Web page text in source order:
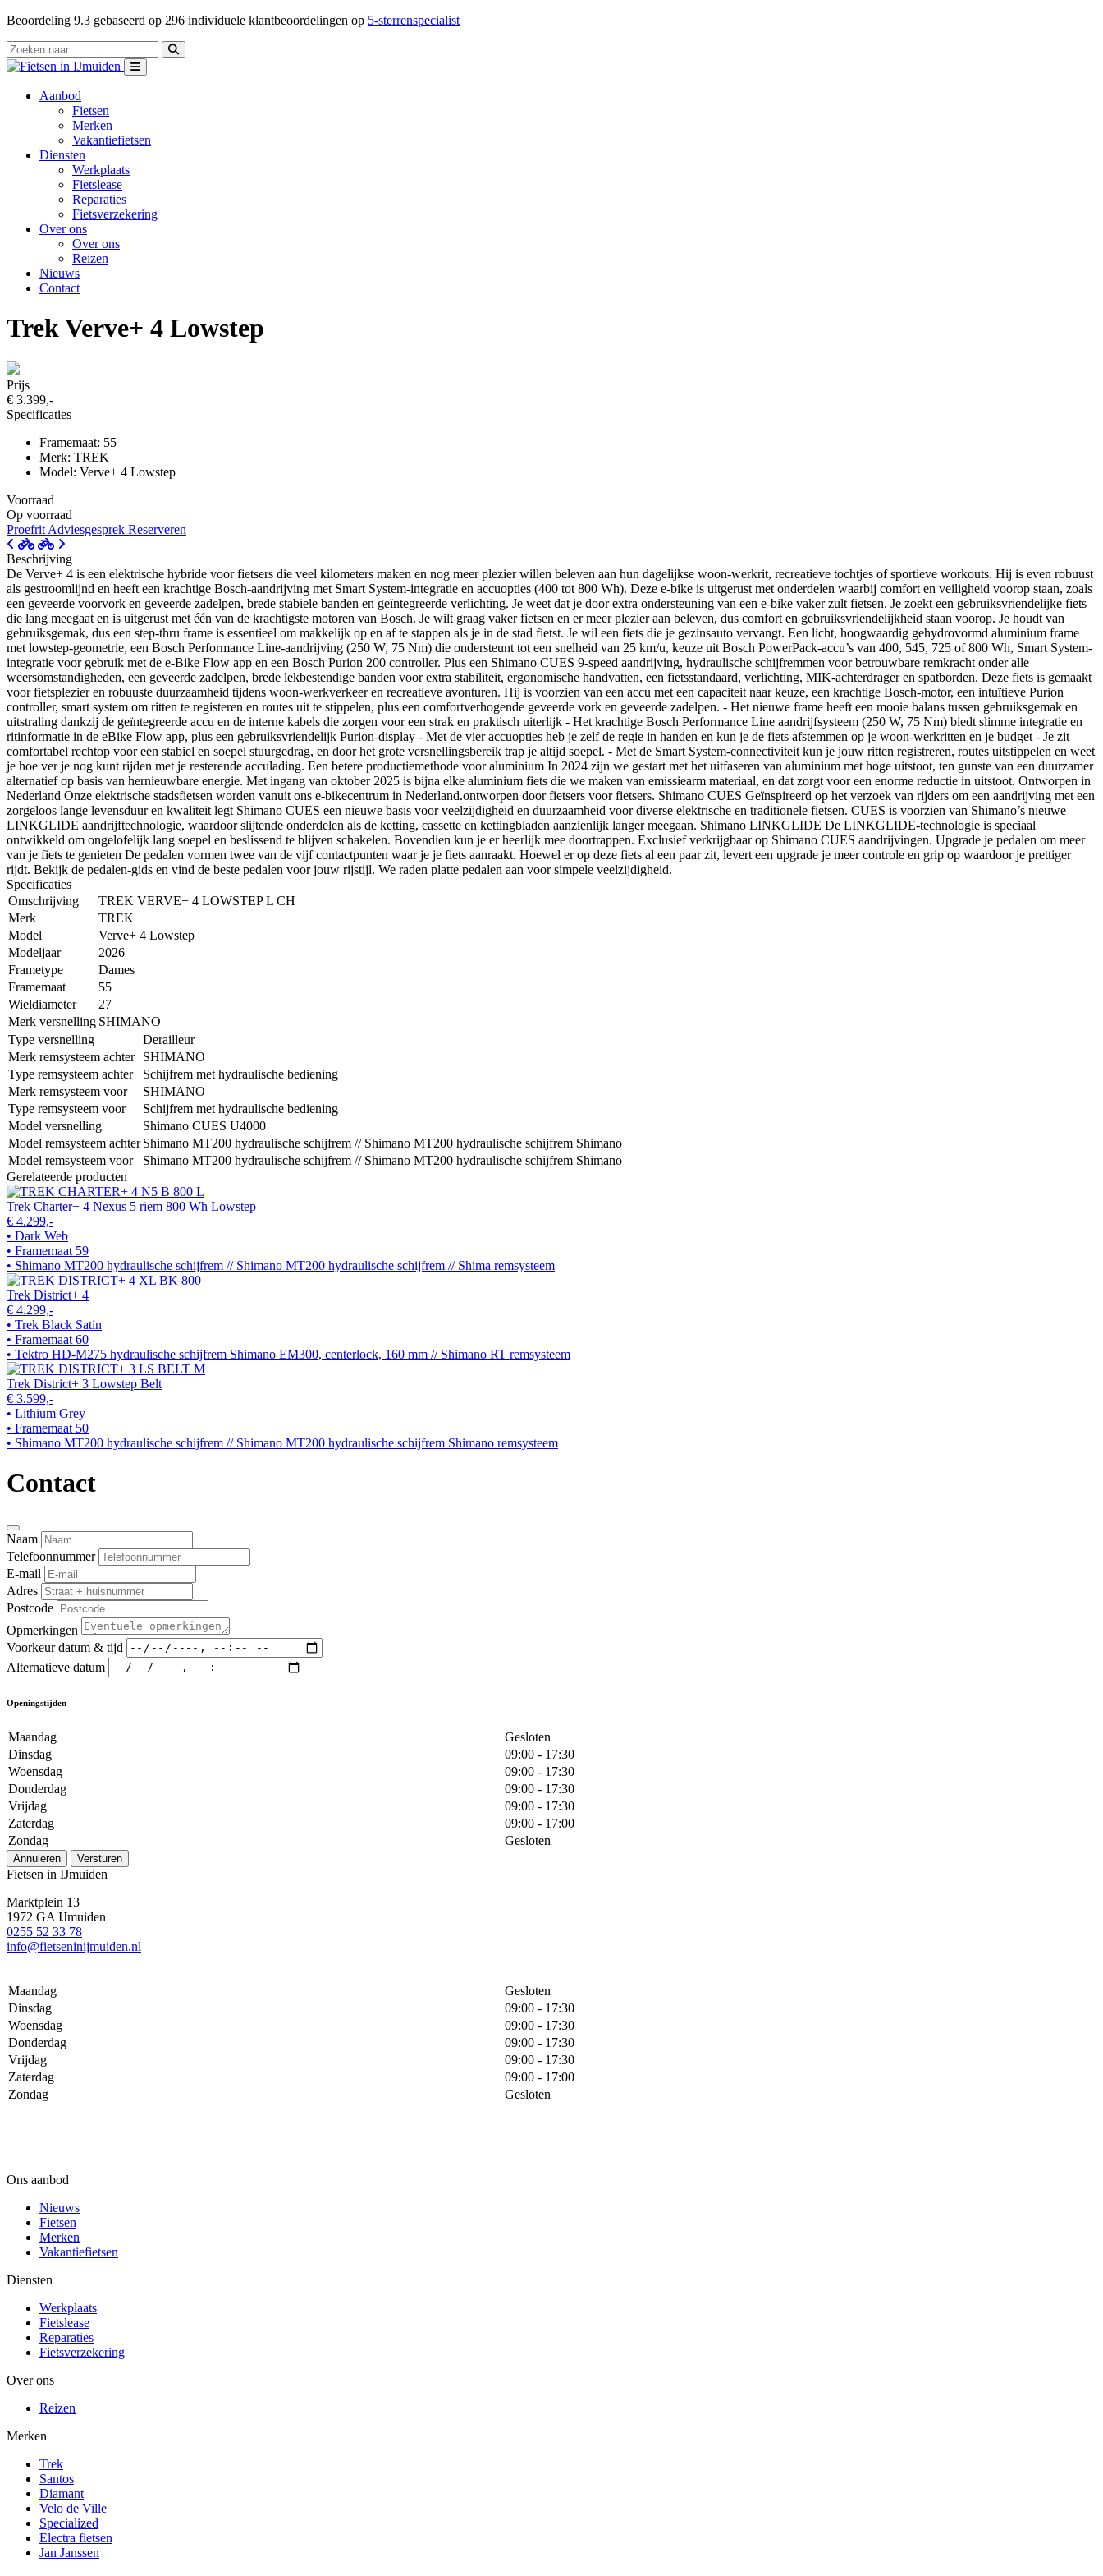
Beoordeling 9.3 gebaseerd op 296 individuele klantbeoordelingen op 5-sterrenspecialist
Aanbod
Fietsen
Merken
Vakantiefietsen
Diensten
Werkplaats
Fietslease
Reparaties
Fietsverzekering
Over ons
Over ons
Reizen
Nieuws
Contact
Trek Verve+ 4 Lowstep
Prijs
€ 3.399,-
Specificaties
Framemaat: 55
Merk: TREK
Model: Verve+ 4 Lowstep
Voorraad
Op voorraad
Proefrit Adviesgesprek Reserveren
Beschrijving
De Verve+ 4 is een elektrische hybride voor fietsers die veel kilometers maken en nog meer plezier willen beleven aan hun dagelijkse woon-werkrit, recreatieve tochtjes of sportieve workouts. Hij is even robuust
als gestroomlijnd en heeft een krachtige Bosch-aandrijving met Smart System-integratie en accuopties (400 tot 800 Wh). Deze e-bike is uitgerust met onderdelen waarbij comfort en veiligheid voorop staan, zoals
een geveerde voorvork en geveerde zadelpen, brede stabiele banden en geïntegreerde verlichting. Je weet dat je door extra ondersteuning van een e-bike vaker zult fietsen. Je zoekt een gebruiksvriendelijke fiets
die lang meegaat en is uitgerust met één van de krachtigste motoren van Bosch. Je wilt graag vaker fietsen en er meer plezier aan beleven, dus comfort en gebruiksvriendelijkheid staan voorop. Je houdt van
gebruiksgemak, dus een step-thru frame is essentieel om makkelijk op en af te stappen als je in de stad fietst. Je wil een fiets die je gezinsauto vervangt. Een licht, hoogwaardig gehydrovormd aluminium frame
met lowstep-geometrie, een Bosch Performance Line-aandrijving (250 W, 75 Nm) die ondersteunt tot een snelheid van 25 km/u, keuze uit Bosch PowerPack-accu’s van 400, 545, 725 of 800 Wh, Smart System-
integratie voor gebruik met de e-Bike Flow app en een Bosch Purion 200 controller. Plus een Shimano CUES 9-speed aandrijving, hydraulische schijfremmen voor betrouwbare remkracht onder alle
weersomstandigheden, een geveerde zadelpen, brede lekbestendige banden voor extra stabiliteit, ergonomische handvatten, een fietsstandaard, verlichting, MIK-achterdrager en spatborden. Deze fiets is gemaakt
voor fietsplezier en robuuste duurzaamheid tijdens woon-werkverkeer en recreatieve avonturen. Hij is voorzien van een accu met een capaciteit naar keuze, een krachtige Bosch-motor, een intuïtieve Purion
controller, smart system om ritten te registeren en routes uit te stippelen, plus een comfortverhogende geveerde vork en geveerde zadelpen. - Het nieuwe frame heeft een mooie balans tussen gebruiksgemak en
uitstraling dankzij de geïntegreerde accu en de interne kabels die zorgen voor een strak en praktisch uiterlijk - Het krachtige Bosch Performance Line aandrijfsysteem (250 W, 75 Nm) biedt slimme integratie en
ritinformatie in de eBike Flow app, plus een gebruiksvriendelijk Purion-display - Met de vier accuopties heb je zelf de regie in handen en kun je de fiets afstemmen op je woon-werkritten en je budget - Je zit
comfortabel rechtop voor een stabiel en soepel stuurgedrag, en door het grote versnellingsbereik trap je altijd soepel. - Met de Smart System-connectiviteit kun je jouw ritten registreren, routes uitstippelen en weet
je hoe ver je nog kunt rijden met je resterende acculading. Een betere productiemethode voor aluminium In 2024 zijn we gestart met het uitfaseren van aluminium met hoge uitstoot, ten gunste van een duurzamer
alternatief op basis van hernieuwbare energie. Met ingang van oktober 2025 is bijna elke aluminium fiets die we maken van emissiearm materiaal, en dat zorgt voor een enorme reductie in uitstoot. Ontworpen in
Nederland Onze elektrische stadsfietsen worden vanuit ons e-bikecentrum in Nederland.ontworpen door fietsers voor fietsers. Shimano CUES Geïnspireerd op het verzoek van rijders om een aandrijving met een
zorgeloos lange levensduur en kwaliteit legt Shimano CUES een nieuwe basis voor veelzijdigheid en duurzaamheid voor diverse elektrische en traditionele fietsen. CUES is voorzien van Shimano’s nieuwe
LINKGLIDE aandrijftechnologie, waardoor slijtende onderdelen als de ketting, cassette en kettingbladen aanzienlijk langer meegaan. Shimano LINKGLIDE De LINKGLIDE-technologie is speciaal
ontwikkeld om ongelofelijk lang soepel en beslissend te blijven schakelen. Bovendien kun je er heerlijk mee doortrappen. Exclusief verkrijgbaar op Shimano CUES aandrijvingen. Upgrade je pedalen om meer
van je fiets te genieten De pedalen vormen twee van de vijf contactpunten waar je je fiets aanraakt. Hoewel er op deze fiets al een paar zit, levert een upgrade je meer controle en grip op waardoor je prettiger
rijdt. Bekijk de pedalen-gids en vind de beste pedalen voor jouw rijstijl. We raden platte pedalen aan voor simpele veelzijdigheid.
Specificaties
Omschrijving
TREK VERVE+ 4 LOWSTEP L CH
Merk
TREK
Model
Verve+ 4 Lowstep
Modeljaar
2026
Frametype
Dames
Framemaat
55
Wieldiameter
27
Merk versnelling SHIMANO
Type versnelling
Derailleur
Merk remsysteem achter
SHIMANO
Type remsysteem achter
Schijfrem met hydraulische bediening
Merk remsysteem voor
SHIMANO
Type remsysteem voor
Schijfrem met hydraulische bediening
Model versnelling
Shimano CUES U4000
Model remsysteem achter Shimano MT200 hydraulische schijfrem // Shimano MT200 hydraulische schijfrem Shimano
Model remsysteem voor
Shimano MT200 hydraulische schijfrem // Shimano MT200 hydraulische schijfrem Shimano
Gerelateerde producten
Trek Charter+ 4 Nexus 5 riem 800 Wh Lowstep
€ 4.299,-
• Dark Web
• Framemaat 59
• Shimano MT200 hydraulische schijfrem // Shimano MT200 hydraulische schijfrem // Shima remsysteem
Trek District+ 4
€ 4.299,-
• Trek Black Satin
• Framemaat 60
• Tektro HD-M275 hydraulische schijfrem Shimano EM300, centerlock, 160 mm // Shimano RT remsysteem
Trek District+ 3 Lowstep Belt
€ 3.599,-
• Lithium Grey
• Framemaat 50
• Shimano MT200 hydraulische schijfrem // Shimano MT200 hydraulische schijfrem Shimano remsysteem
Contact
Naam
Telefoonnummer
E-mail
Adres
Postcode
Opmerkingen
Voorkeur datum & tijd
Alternatieve datum
Openingstijden
Maandag
Gesloten
Dinsdag
09:00 - 17:30
Woensdag
09:00 - 17:30
Donderdag
09:00 - 17:30
Vrijdag
09:00 - 17:30
Zaterdag
09:00 - 17:00
Zondag
Gesloten
Annuleren Versturen
Fietsen in IJmuiden
Marktplein 13
1972 GA IJmuiden
0255 52 33 78
info@fietseninijmuiden.nl
Maandag
Gesloten
Dinsdag
09:00 - 17:30
Woensdag
09:00 - 17:30
Donderdag
09:00 - 17:30
Vrijdag
09:00 - 17:30
Zaterdag
09:00 - 17:00
Zondag
Gesloten
Ons aanbod
Nieuws
Fietsen
Merken
Vakantiefietsen
Diensten
Werkplaats
Fietslease
Reparaties
Fietsverzekering
Over ons
Reizen
Merken
Trek
Santos
Diamant
Velo de Ville
Specialized
Electra fietsen
Jan Janssen